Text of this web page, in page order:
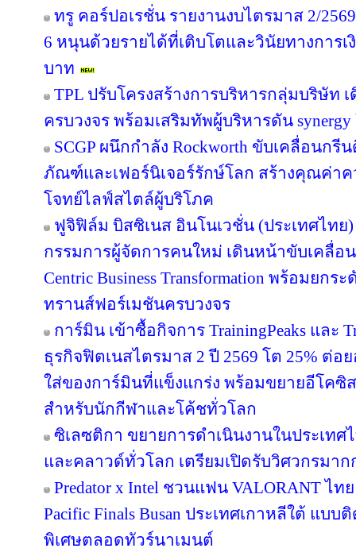
ทรู คอร์ปอเรชั่น รายงานงบไตรมาส 2/
6 หนุนด้วยรายได้ที่เติบโตและวินัยทางการ
บาท
TPL ปรับโครงสร้างการบริหารกลุ่มบริษัท
ครบวงจร พร้อมเสริมทัพผู้บริหารดัน synergy
SCGP ผนึกกำลัง Rockworth ขับเคลื่อนก
ภัณฑ์และเฟอร์นิเจอร์รักษ์โลก สร้างคุณค่า
โจทย์ไลฟ์สไตล์ผู้บริโภค
ฟูจิฟิล์ม บิสซิเนส อินโนเวชั่น (ประเทศไทย)
กรรมการผู้จัดการคนใหม่ เดินหน้าขับเคลื่อ
Centric Business Transformation พร้อมย
ทรานส์ฟอร์เมชันครบวงจร
การ์มิน เข้าซื้อกิจการ TrainingPeaks และ
ธุรกิจฟิตเนสไตรมาส 2 ปี 2569 โต 25% ต่
ใส่ของการ์มินที่แข็งแกร่ง พร้อมขยายอีโคซิ
สำหรับนักกีฬาและโค้ชทั่วโลก
ซิเลซติกา ขยายการดำเนินงานในประเทศ
และคลาวด์ทั่วโลก เตรียมเปิดรับวิศวกรมาก
Predator x Intel ชวนแฟน VALORANT ไ
Pacific Finals Busan ประเทศเกาหลีใต้ แ
พิเศษตลอดทัวร์นาเมนต์